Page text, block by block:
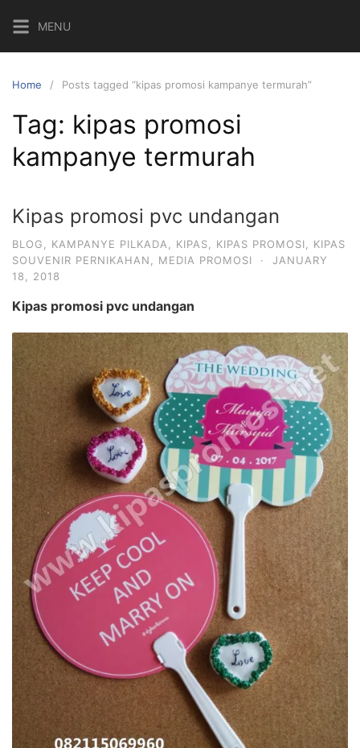
content
MENU
Home Posts tagged “kipas promosi kampanye termurah”
Tag: kipas promosi
kampanye termurah
Kipas promosi pvc undangan
BLOG KAMPANYE PILKADA KIPAS KIPAS PROMOSI
KIPAS
SOUVENIR PERNIKAHAN
MEDIA PROMOSI ·
JANUARY
18, 2018
Kipas promosi pvc undangan